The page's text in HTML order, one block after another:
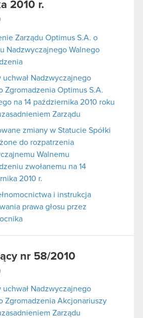
2010 r.
Zarządu Optimus S.A. o
Nadzwyczajnego Walnego
uchwał Nadzwyczajnego
Zgromadzenia Optimus S.A.
na 14 października 2010 roku
Zarządu
zmiany w Statucie Spółki
do rozpatrzenia
Walnemu
zwołanemu na 14
2010 r.
i instrukcja
prawa głosu przez
nr 58/2010
uchwał Nadzwyczajnego
Zgromadzenia Akcjonariuszy
Zarządu